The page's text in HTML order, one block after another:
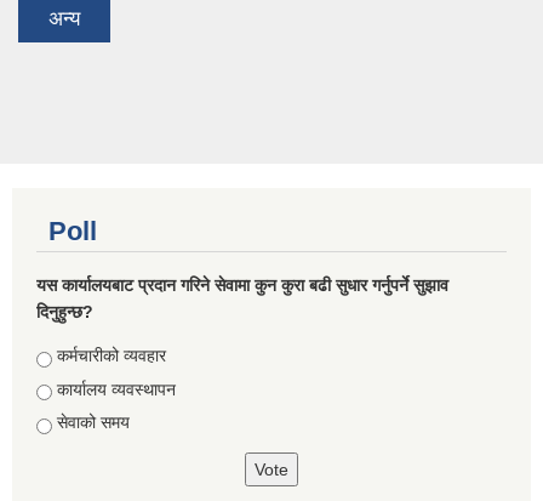
अन्य
Poll
यस कार्यालयबाट प्रदान गरिने सेवामा कुन कुरा बढी सुधार गर्नुपर्ने सुझाव
दिनुहुन्छ?
Choices
कर्मचारीको व्यवहार
कार्यालय व्यवस्थापन
सेवाको समय